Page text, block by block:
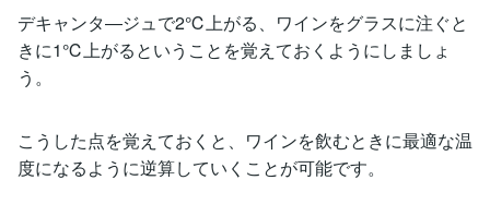
デキャンタ―ジュで2℃上がる、ワインをグラスに注ぐと
きに1℃上がるということを覚えておくようにしましょ
う。
こうした点を覚えておくと、ワインを飲むときに最適な温
度になるように逆算していくことが可能です。